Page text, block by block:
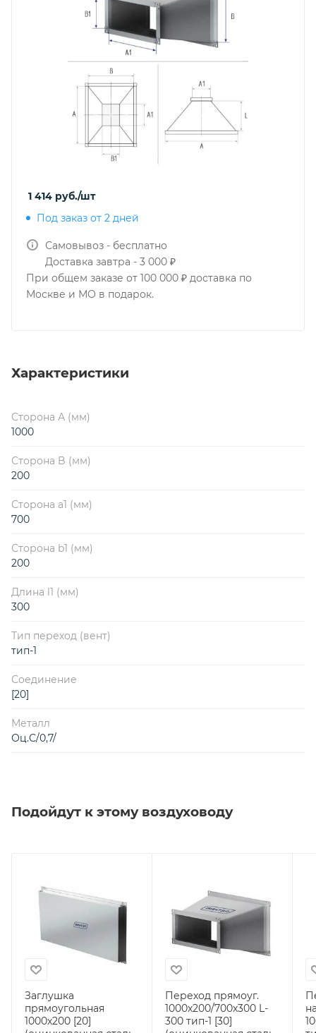
1 414 руб./шт
Под заказ от 2 дней
Самовывоз - бесплатно
Доставка завтра - 3 000 ₽
При общем заказе от 100 000 ₽ доставка по
Москве и МО в подарок.
Характеристики
Сторона А (мм)
1000
Сторона B (мм)
200
Сторона a1 (мм)
700
Сторона b1 (мм)
200
Длина l1 (мм)
300
Тип переход (вент)
тип-1
Соединение
[20]
Металл
Оц.С/0,7/
Подойдут к этому воздуховоду
Заглушка
прямоугольная
1000х200 [20]
Переход прямоуг.
1000х200/700х300 L-
300 тип-1 [30]